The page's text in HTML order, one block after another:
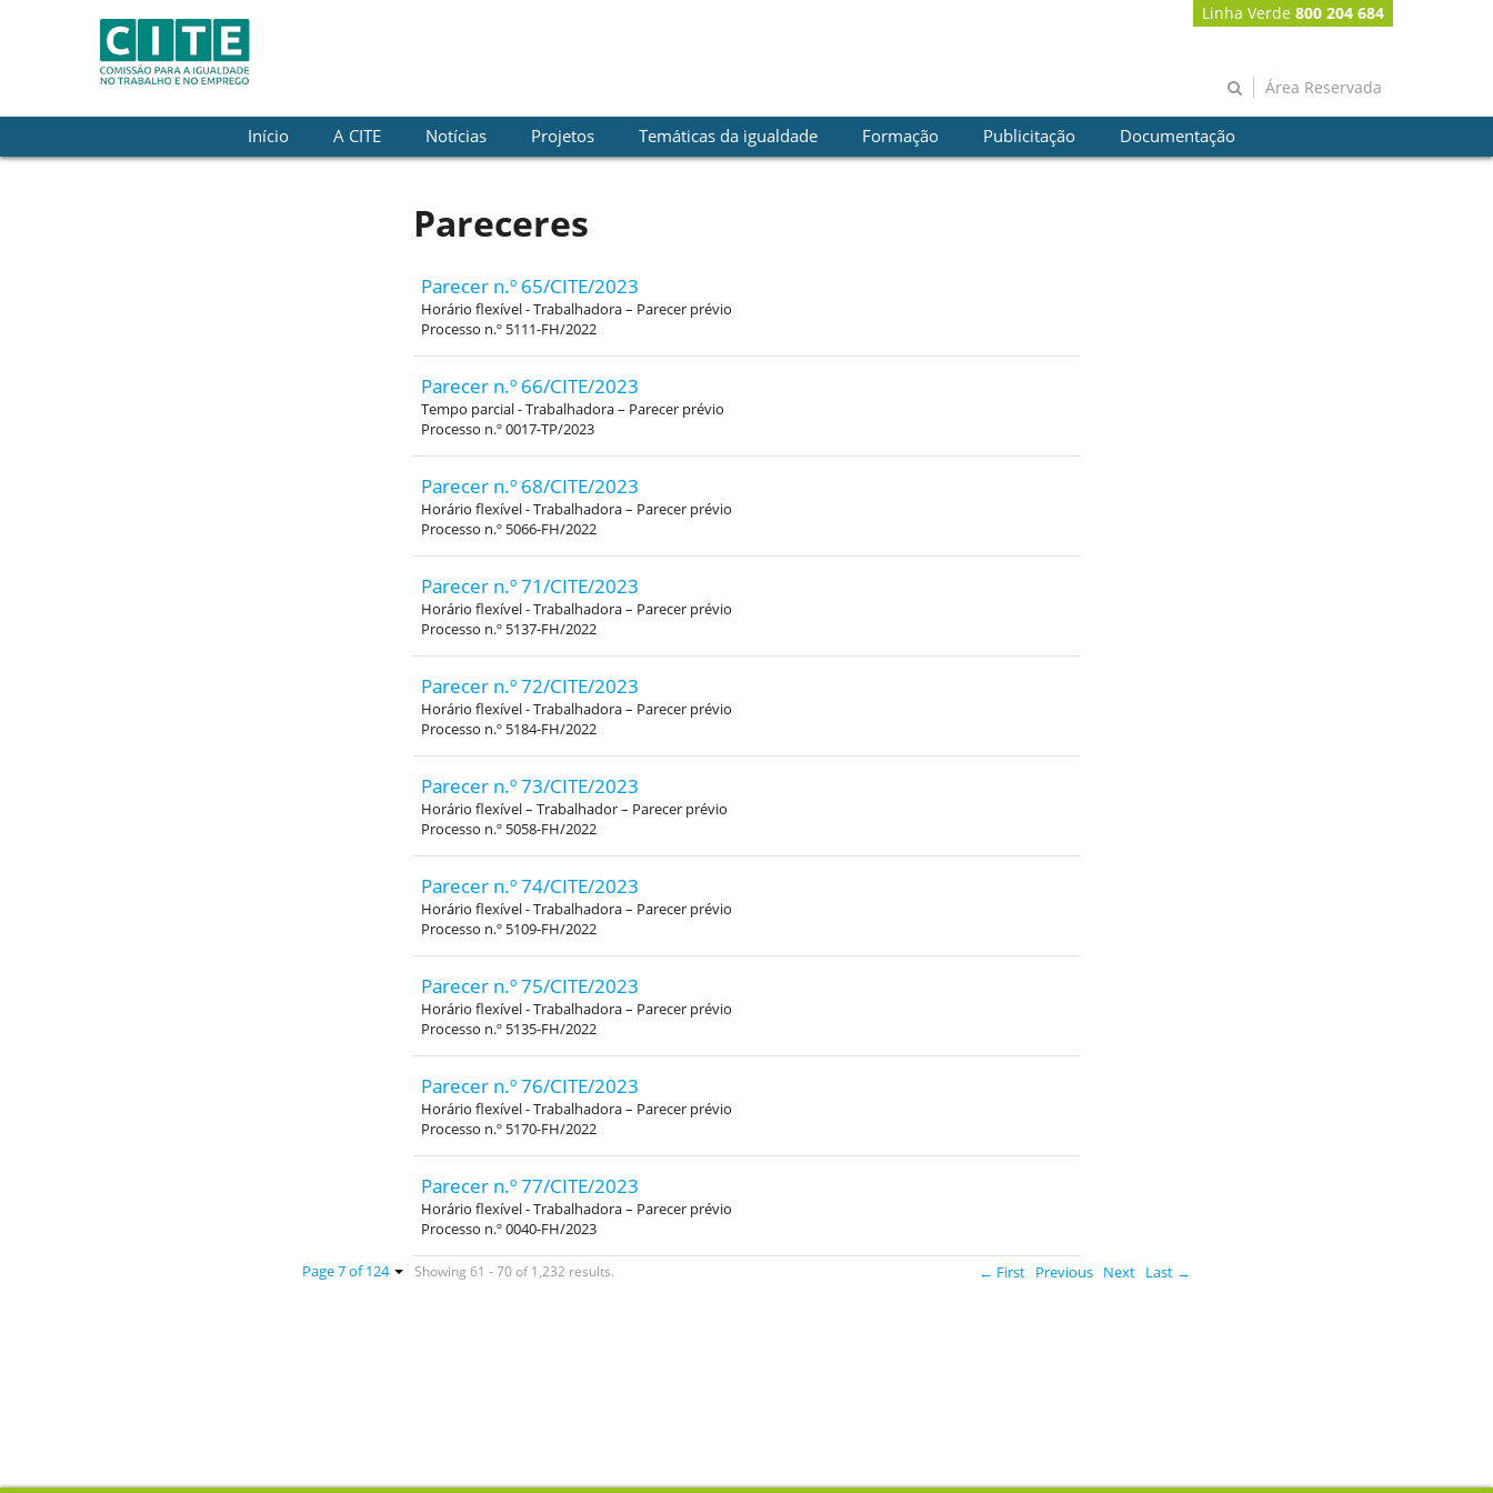
Linha Verde 800 204 684
Área Reservada
Início A CITE Notícias Projetos Temáticas da igualdade Formação Publicitação Documentação
Pareceres
Parecer n.º 65/CITE/2023
Horário flexível - Trabalhadora – Parecer prévio
Processo n.º 5111-FH/2022
Parecer n.º 66/CITE/2023
Tempo parcial - Trabalhadora – Parecer prévio
Processo n.º 0017-TP/2023
Parecer n.º 68/CITE/2023
Horário flexível - Trabalhadora – Parecer prévio
Processo n.º 5066-FH/2022
Parecer n.º 71/CITE/2023
Horário flexível - Trabalhadora – Parecer prévio
Processo n.º 5137-FH/2022
Parecer n.º 72/CITE/2023
Horário flexível - Trabalhadora – Parecer prévio
Processo n.º 5184-FH/2022
Parecer n.º 73/CITE/2023
Horário flexível – Trabalhador – Parecer prévio
Processo n.º 5058-FH/2022
Parecer n.º 74/CITE/2023
Horário flexível - Trabalhadora – Parecer prévio
Processo n.º 5109-FH/2022
Parecer n.º 75/CITE/2023
Horário flexível - Trabalhadora – Parecer prévio
Processo n.º 5135-FH/2022
Parecer n.º 76/CITE/2023
Horário flexível - Trabalhadora – Parecer prévio
Processo n.º 5170-FH/2022
Parecer n.º 77/CITE/2023
Horário flexível - Trabalhadora – Parecer prévio
Processo n.º 0040-FH/2023
Page 7 of 124 Showing 61 - 70 of 1,232 results. ← First Previous Next Last →